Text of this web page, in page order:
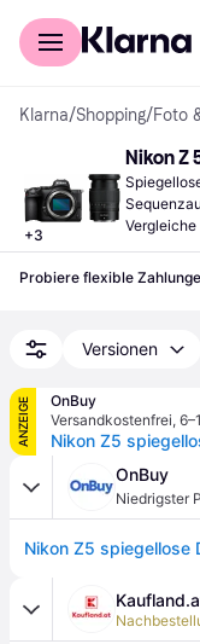
Für Shopper
Klarna/Shopping/Foto
+3
Nikon Z
Vergleiche
Probiere flexible
Versionen
ANZEIGE
OnBuy
Versandkostenfrei,
OnBuy
Niedrigster